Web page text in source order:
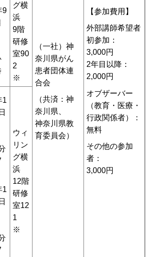
9
（一社）神
奈川県がん
患者団体連
合会
（共済：神
奈川県、
神奈川県教
育委員会）
【参加費用】
外部講師希望者
初参加：
3,000円
2年目以降：
2,000円
オブザーバー
（教育・医療・
行政関係者）：
無料
その他の参加
者：
3,000円
グ横
浜
9階
研修
室90
2
※
1
1
ウィ
リン
グ横
浜
12階
研修
室12
1
※